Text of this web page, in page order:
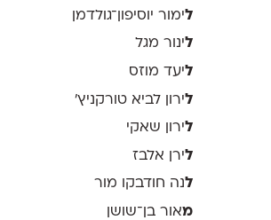
לימור יוסיפון־גולדמן
לינור מגל
ליעד מוזס
לירון לביא טורקניץ׳
לירון שאקי
לירן אלבז
לנה חודבקו מור
מאור בן־שושן